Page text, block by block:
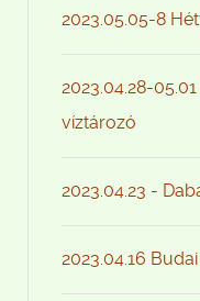
2023.05.05-8
2023.04.28-
víztározó
2023.04.23 -
2023.04.16